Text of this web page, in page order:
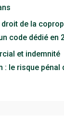
de la
code dédié en
et indemnité
: le risque pénal